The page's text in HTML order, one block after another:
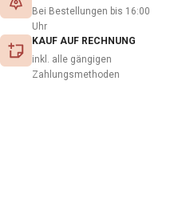
Bei Bestellungen bis 16:00
Uhr
KAUF AUF RECHNUNG
inkl. alle gängigen
Zahlungsmethoden